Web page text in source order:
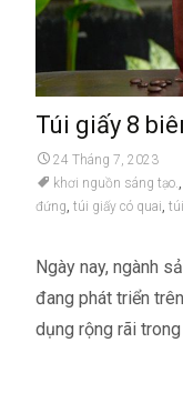
Túi giấy 8
24 Tháng 7, 2023
khơi nguồn sáng tạo.
đứng túi giấy có quai
Ngày nay, ngành
đang phát triển
dụng rộng rãi